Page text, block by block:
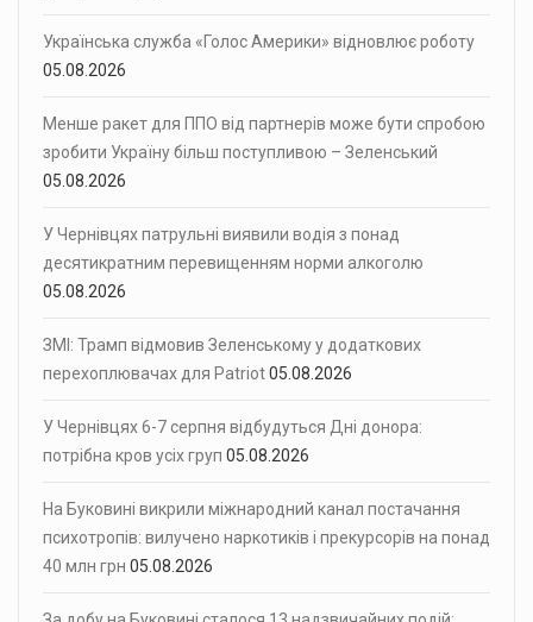
Українська служба «Голос Америки» відновлює роботу
05.08.2026
Менше ракет для ППО від партнерів може бути спробою
зробити Україну більш поступливою – Зеленський
05.08.2026
У Чернівцях патрульні виявили водія з понад
десятикратним перевищенням норми алкоголю
05.08.2026
ЗМІ: Трамп відмовив Зеленському у додаткових
перехоплювачах для Patriot05.08.2026
У Чернівцях 6-7 серпня відбудуться Дні донора:
потрібна кров усіх груп 05.08.2026
На Буковині викрили міжнародний канал постачання
психотропів: вилучено наркотиків і прекурсорів на понад
40 млн грн 05.08.2026